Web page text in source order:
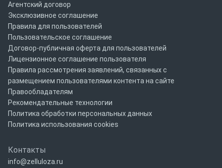
Агентский договор
Эксклюзивное соглашение
Правила для пользователей
Пользовательское соглашение
Договор-публичная оферта для пользователей
Лицензионное соглашение пользователя
Правила рассмотрения заявлений, связанных с
размещением пользователями контента на сайте
Правообладателям
Рекомендательные технологии
Политика обработки персональных данных
Политика использования cookies
Контакты
info@zelluloza.ru